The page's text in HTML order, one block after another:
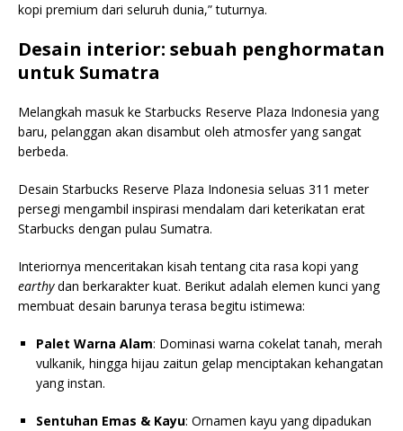
kopi premium dari seluruh dunia,” tuturnya.
Desain interior: sebuah penghormatan
untuk Sumatra
Melangkah masuk ke Starbucks Reserve Plaza Indonesia yang
baru, pelanggan akan disambut oleh atmosfer yang sangat
berbeda.
Desain Starbucks Reserve Plaza Indonesia seluas 311 meter
persegi mengambil inspirasi mendalam dari keterikatan erat
Starbucks dengan pulau Sumatra.
Interiornya menceritakan kisah tentang cita rasa kopi yang
earthydan berkarakter kuat. Berikut adalah elemen kunci yang
membuat desain barunya terasa begitu istimewa:
Palet Warna Alam: Dominasi warna cokelat tanah, merah
vulkanik, hingga hijau zaitun gelap menciptakan kehangatan
yang instan.
Sentuhan Emas & Kayu: Ornamen kayu yang dipadukan